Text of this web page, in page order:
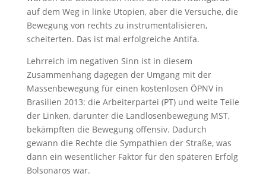
auf dem Weg in linke Utopien, aber die Versuche, die
Bewegung von rechts zu instrumentalisieren,
scheiterten. Das ist mal erfolgreiche Antifa.
Lehrreich im negativen Sinn ist in diesem
Zusammenhang dagegen der Umgang mit der
Massenbewegung für einen kostenlosen ÖPNV in
Brasilien 2013: die Arbeiterpartei (PT) und weite Teile
der Linken, darunter die Landlosenbewegung MST,
bekämpften die Bewegung offensiv. Dadurch
gewann die Rechte die Sympathien der Straße, was
dann ein wesentlicher Faktor für den späteren Erfolg
Bolsonaros war.